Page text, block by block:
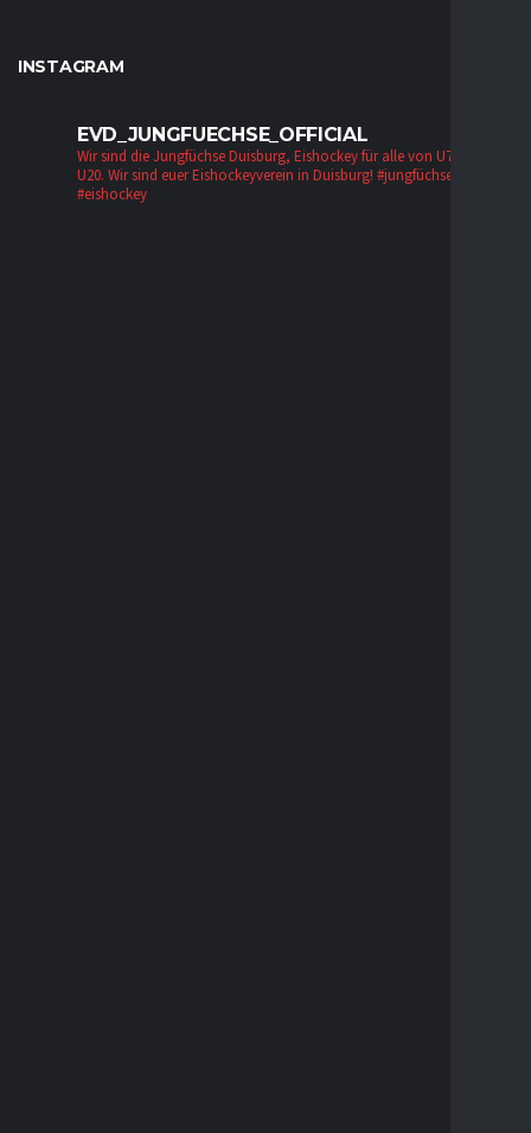
INSTAGRAM
EVD_JUNGFUECHSE_OFFICIAL
Wir sind die Jungfüchse Duisburg, Eishockey für alle von U7 bis zur
U20. Wir sind euer Eishockeyverein in Duisburg! #jungfüchse #evd
#eishockey